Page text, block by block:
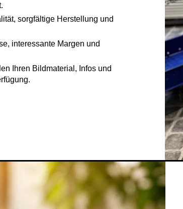
sorgfältige Herstellung und
interessante Margen und
Ihren Bildmaterial, Infos und